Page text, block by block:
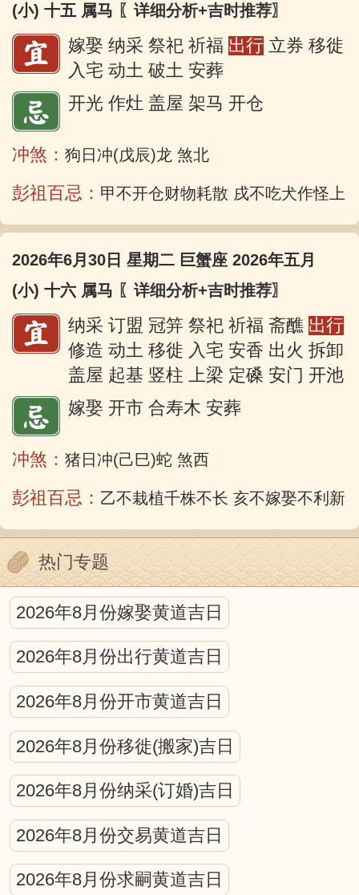
(小) 十五 属马 〖详细分析+吉时推荐〗
嫁娶 纳采 祭祀 祈福 出行 立券 移徙
入宅 动土 破土 安葬
开光 作灶 盖屋 架马 开仓
冲煞： 狗日冲(戊辰)龙 煞北
彭祖百忌： 甲不开仓财物耗散 戌不吃犬作怪上
2026年6月30日 星期二 巨蟹座 2026年五月
(小) 十六 属马 〖详细分析+吉时推荐〗
纳采 订盟 冠笄 祭祀 祈福 斋醮 出行
修造 动土 移徙 入宅 安香 出火 拆卸
盖屋 起基 竖柱 上梁 定磉 安门 开池
嫁娶 开市 合寿木 安葬
冲煞： 猪日冲(己巳)蛇 煞西
彭祖百忌： 乙不栽植千株不长 亥不嫁娶不利新
热门专题
2026年8月份嫁娶黄道吉日
2026年8月份出行黄道吉日
2026年8月份开市黄道吉日
2026年8月份移徙(搬家)吉日
2026年8月份纳采(订婚)吉日
2026年8月份交易黄道吉日
2026年8月份求嗣黄道吉日